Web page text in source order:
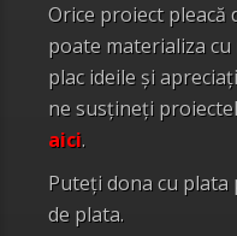
Orice proiect pleacă
poate materializa cu
plac ideile și
ne susțineți
aici.
Puteți dona cu
de plata.